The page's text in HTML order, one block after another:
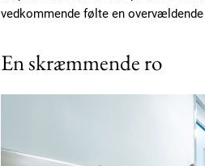
vedkommende følte en
En skræmmende ro